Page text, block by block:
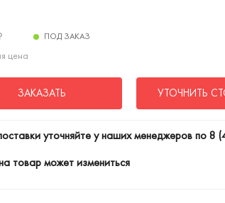
цена
ПОД ЗАКАЗ
ЗАКАЗАТЬ УТОЧНИТЬ
уточняйте у наших менеджеров по8
товар может измениться